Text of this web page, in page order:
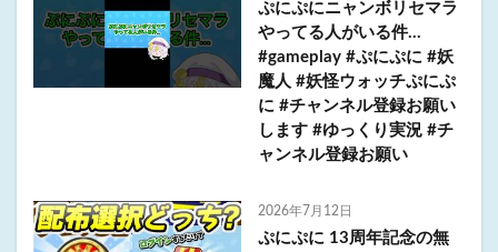
ぷにぷにニャンボリセマラ
やってる人がいる件…
#gameplay #ぷにぷに #妖
魔人 #妖怪ウォッチぷにぷ
に #チャンネル登録お願い
します #ゆっくり実況 #チ
ャンネル登録お願い
2026年7月12日
ぷにぷに 13周年記念の無